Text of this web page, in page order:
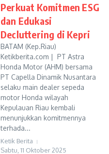
Perkuat Komitmen ESG
dan Edukasi
Decluttering di Kepri
BATAM (Kep.Riau)
Ketikberita.com | PT Astra
Honda Motor (AHM) bersama
PT Capella Dinamik Nusantara
selaku main dealer sepeda
motor Honda wilayah
Kepulauan Riau kembali
menunjukkan komitmennya
terhada...
Ketik Berita
Sabtu, 11 Oktober 2025